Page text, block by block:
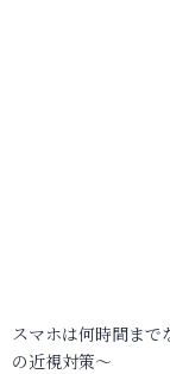
スマホは何時間まで
の近視対策～